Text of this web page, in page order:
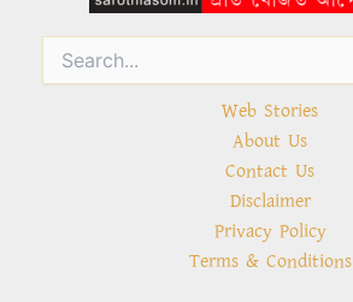
Search
for:
Web Stories
About Us
Contact Us
Disclaimer
Privacy Policy
Terms & Conditions